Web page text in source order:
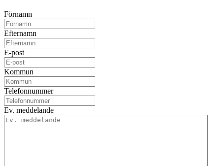
Förnamn
Efternamn
E-post
Kommun
Telefonnummer
Ev. meddelande